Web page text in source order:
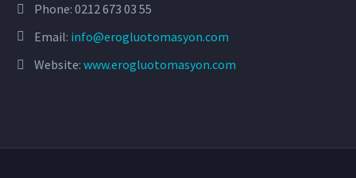
Phone: 0212 673 03 55
Email: info@erogluotomasyon.com
Website: www.erogluotomasyon.com